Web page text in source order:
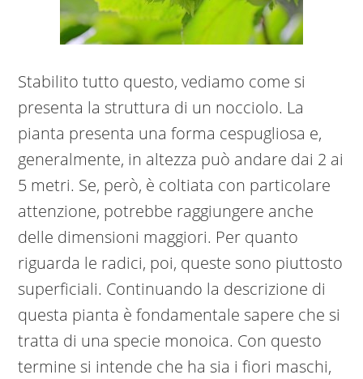
Stabilito tutto questo, vediamo come si
presenta la struttura di un nocciolo. La
pianta presenta una forma cespugliosa e,
generalmente, in altezza può andare dai 2 ai
5 metri. Se, però, è coltiata con particolare
attenzione, potrebbe raggiungere anche
delle dimensioni maggiori. Per quanto
riguarda le radici, poi, queste sono piuttosto
superficiali. Continuando la descrizione di
questa pianta è fondamentale sapere che si
tratta di una specie monoica. Con questo
termine si intende che ha sia i fiori maschi,